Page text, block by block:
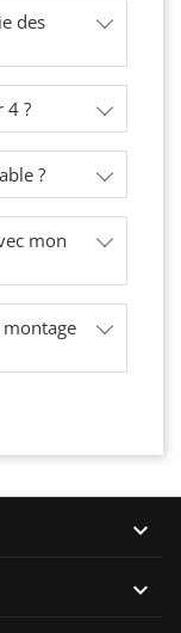
des
4 ?
?
mon

